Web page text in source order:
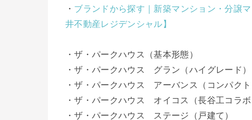
・ ブランドから探す｜新築マンション・分譲
井不動産レジデンシャル】
・ザ・パークハウス（基本形態）
・ザ・パークハウス グラン（ハイグレード）
・ザ・パークハウス アーバンス（コンパクト
・ザ・パークハウス オイコス（長谷工コラボ
・ザ・パークハウス ステージ（戸建て）